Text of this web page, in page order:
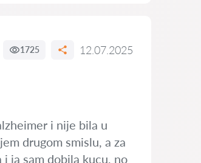
1725 12.07.2025
i nije bila u
drugom smislu, a za
ja sam dobila kucu, no